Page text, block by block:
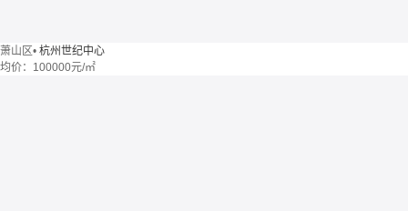
萧山区• 杭州世纪中心
均价： 100000元/㎡